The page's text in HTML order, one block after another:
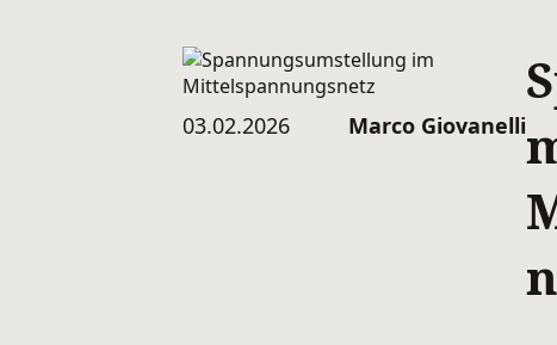
03.02.2026 Marco Giovanelli